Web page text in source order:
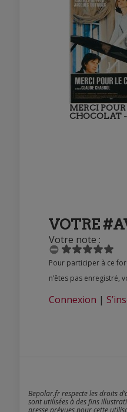
MERCI
CHOCOLAT
VOTRE
Votre note :
Pour participer à ce forum, vous devez vous enregistrer au préalable. Merci d’indiquer ci-dessous l’identifiant personnel qui vous a été fourni. Si vous
n’êtes pas enregistré,
Connexion |
Bepolar.fr respecte les droits
sont utilisées à des fins
presse prévues pour cette